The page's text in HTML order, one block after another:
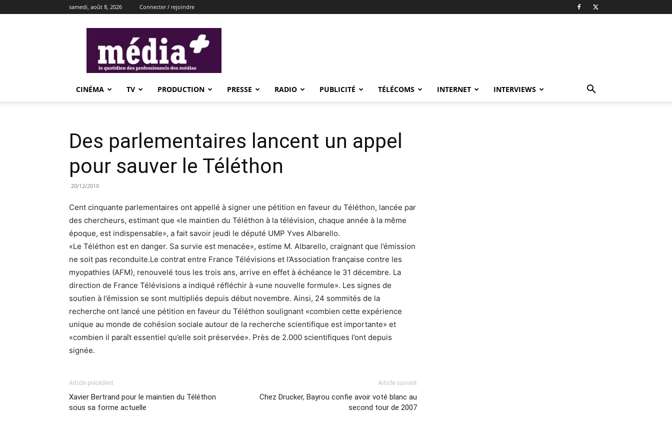
samedi, août 8, 2026 Connecter / rejoindre
CINÉMA TV PRODUCTION PRESSE RADIO PUBLICITÉ TÉLÉCOMS INTERNET INTERVIEWS
Des parlementaires lancent un appel
pour sauver le Téléthon
20/12/2010
Cent cinquante parlementaires ont appellé à signer une pétition en faveur du Téléthon, lancée par
des chercheurs, estimant que «le maintien du Téléthon à la télévision, chaque année à la même
époque, est indispensable», a fait savoir jeudi le député UMP Yves Albarello.
«Le Téléthon est en danger. Sa survie est menacée», estime M. Albarello, craignant que l’émission
ne soit pas reconduite.Le contrat entre France Télévisions et l’Association française contre les
myopathies (AFM), renouvelé tous les trois ans, arrive en effet à échéance le 31 décembre. La
direction de France Télévisions a indiqué réfléchir à «une nouvelle formule». Les signes de
soutien à l’émission se sont multipliés depuis début novembre. Ainsi, 24 sommités de la
recherche ont lancé une pétition en faveur du Téléthon soulignant «combien cette expérience
unique au monde de cohésion sociale autour de la recherche scientifique est importante» et
«combien il paraît essentiel qu’elle soit préservée». Près de 2.000 scientifiques l’ont depuis
signée.
Article précédent
Xavier Bertrand pour le maintien du Téléthon
sous sa forme actuelle
Article suivant
Chez Drucker, Bayrou confie avoir voté blanc au
second tour de 2007